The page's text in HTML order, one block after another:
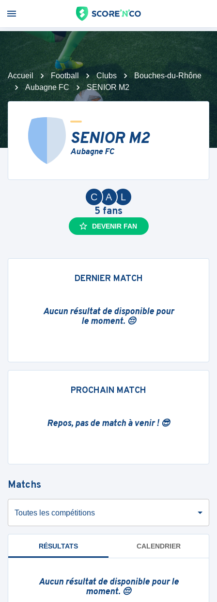
Accueil Football Clubs
Bouches-du-Rhône
Aubagne FC
SENIOR M2
SENIOR M2
Aubagne FC
L
A
C
5 fans
DEVENIR FAN
DERNIER MATCH
Aucun résultat de disponible pour
le moment. 😔
PROCHAIN MATCH
Repos, pas de match à venir ! 😎
Matchs
Toutes les compétitions
RÉSULTATS CALENDRIER
Aucun résultat de disponible pour le
moment. 😔